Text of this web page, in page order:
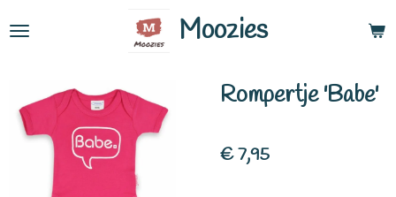
hoofdinhoud
Moozies
Rompertje 'Babe'
€ 7,95